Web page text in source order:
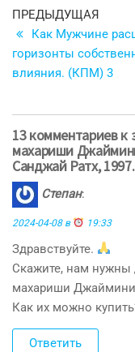
Навигация
по
записям
Предыдущая
запись
ПРЕДЫДУЩАЯ
Как Мужчине
горизонты
влияния. (КПМ) 3
13 комментариев к
махариши
Санджай Ратх,
Степан:
2024-04-08 в 19:33
Здравствуйте.
Скажите, нам нужны
махариши Джаймини
Как их можно
Ответить